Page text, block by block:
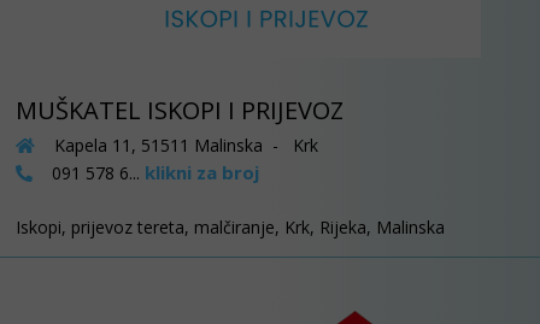
MUŠKATEL ISKOPI I PRIJEVOZ
Kapela 11, 51511 Malinska - Krk
091 578 6... klikni za broj
Iskopi, prijevoz tereta, malčiranje, Krk, Rijeka, Malinska